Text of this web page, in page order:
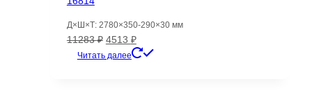
Д×Ш×Т: 2780×350-290×30 мм
11283₽ Первоначальная
цена
4513 ₽Текущая
цена:
Читать далее